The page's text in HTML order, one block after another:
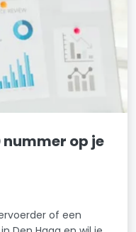
op je
of een